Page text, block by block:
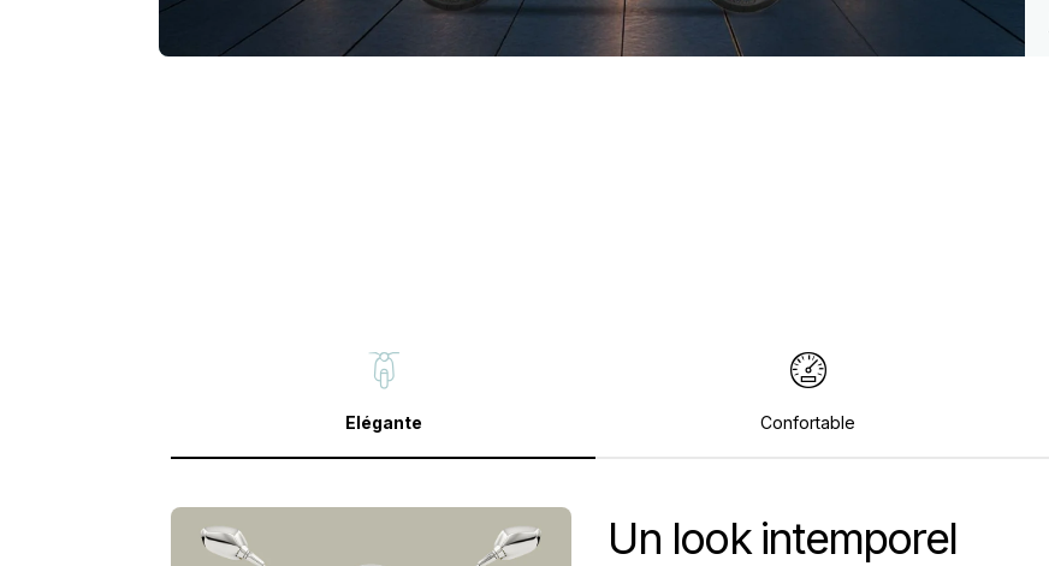
Elégante Confortable
Un look intemporel